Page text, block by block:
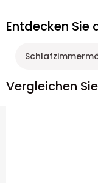
Entdecken Sie
Vergleichen